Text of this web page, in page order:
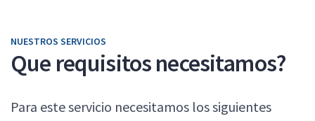
NUESTROS SERVICIOS
Que requisitos necesitamos?
Para este servicio necesitamos los siguientes